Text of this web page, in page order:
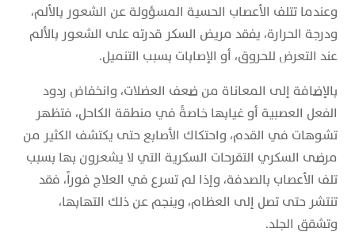
وعندما تتلف الأعصاب الحسية المسؤولة عن الشعور بالألم،
ودرجة الحرارة، يفقد مريض السكر قدرته على الشعور بالألم
عند التعرض للحروق، أو الإصابات بسبب التنميل.
بالإضافة إلى المعاناة من ضعف العضلات، وانخفاض ردود
الفعل العصبية أو غيابها خاصةً في منطقة الكاحل، فتظهر
تشوهات في القدم، واحتكاك الأصابع حتى يكتشف الكثير من
مرضى السكري التقرحات السكرية التي لا يشعرون بها بسبب
تلف الأعصاب بالصدفة، وإذا لم تسرع في العلاج فوراً، فقد
تنتشر حتى تصل إلى العظام، وينجم عن ذلك التهابها،
وتشقق الجلد.